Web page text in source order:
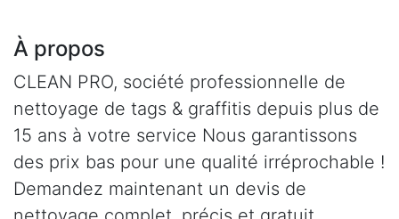
À propos
CLEAN PRO, société professionnelle de
nettoyage de tags & graffitis depuis plus de
15 ans à votre service Nous garantissons
des prix bas pour une qualité irréprochable !
Demandez maintenant un devis de